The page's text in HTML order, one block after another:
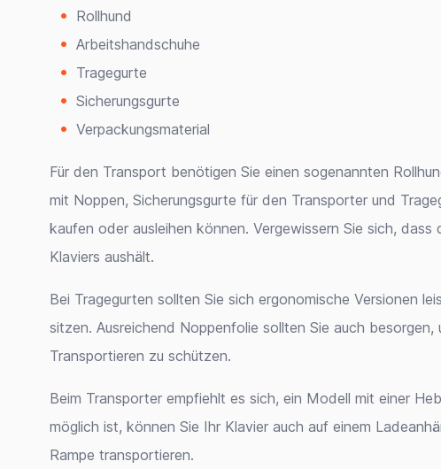
Rollhund
Arbeitshandschuhe
Tragegurte
Sicherungsgurte
Verpackungsmaterial
Für den Transport benötigen Sie einen sogenannten
mit Noppen, Sicherungsgurte für den Transporter und
kaufen oder ausleihen können. Vergewissern Sie sich,
Klaviers aushält.
Bei Tragegurten sollten Sie sich ergonomische Versionen
sitzen. Ausreichend Noppenfolie sollten Sie auch
Transportieren zu schützen.
Beim Transporter empfiehlt es sich, ein Modell mit einer
möglich ist, können Sie Ihr Klavier auch auf einem
Rampe transportieren.